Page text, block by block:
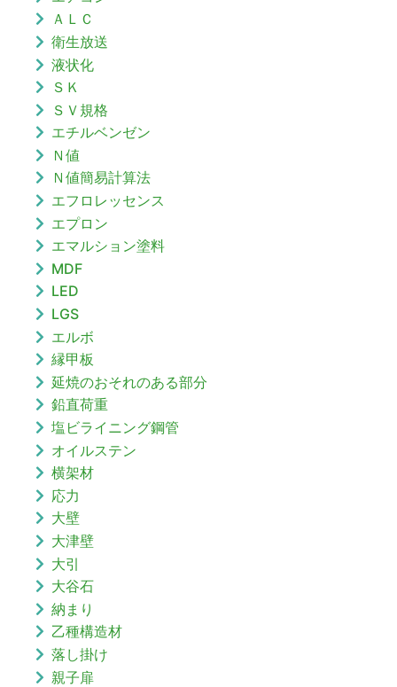
ＡＬＣ
衛生放送
液状化
ＳＫ
ＳＶ規格
エチルベンゼン
Ｎ値
Ｎ値簡易計算法
エフロレッセンス
エプロン
エマルション塗料
MDF
LED
LGS
エルボ
縁甲板
延焼のおそれのある部分
鉛直荷重
塩ビライニング鋼管
オイルステン
横架材
応力
大壁
大津壁
大引
大谷石
納まり
乙種構造材
落し掛け
親子扉